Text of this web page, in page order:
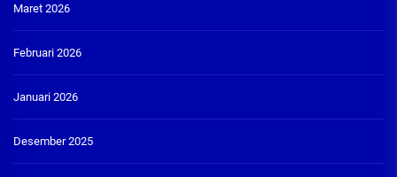
Maret 2026
Februari 2026
Januari 2026
Desember 2025